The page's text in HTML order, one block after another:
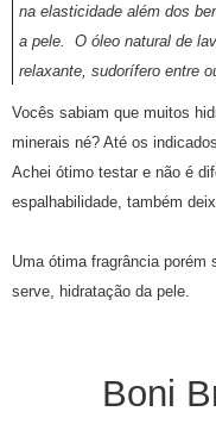
na elasticidade além dos
a pele. O óleo natural de
relaxante, sudorífero entre
Vocês sabiam que muitos
minerais né? Até os
Achei ótimo testar e não é
espalhabilidade, também
Uma ótima fragrância
serve, hidratação da pele.
Boni